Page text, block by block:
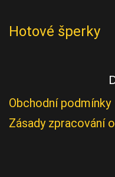
Hotové šperky
Obchodní podmínky
Zásady zpracování